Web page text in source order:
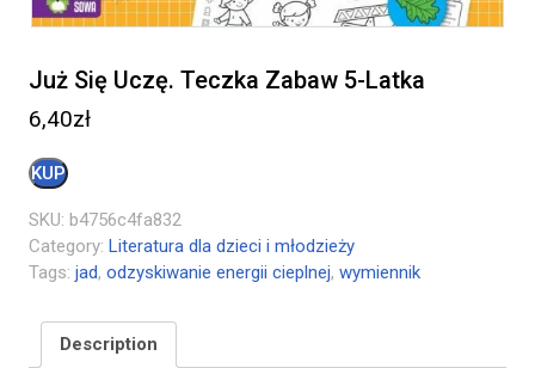
Już Się Uczę. Teczka Zabaw 5-Latka
6,40zł
KUP
SKU: b4756c4fa832
Category: Literatura dla dzieci i młodzieży
Tags: jad, odzyskiwanie energii cieplnej, wymiennik
Description